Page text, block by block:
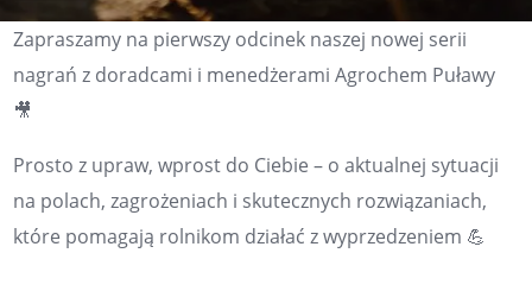
Zapraszamy na pierwszy odcinek naszej nowej serii
nagrań z doradcami i menedżerami Agrochem Puławy
🎥
Prosto z upraw, wprost do Ciebie – o aktualnej sytuacji
na polach, zagrożeniach i skutecznych rozwiązaniach,
które pomagają rolnikom działać z wyprzedzeniem 💪